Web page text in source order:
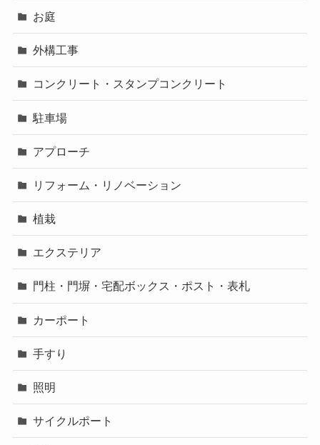
お庭
外構工事
コンクリート・スタンプコンクリート
駐車場
アプローチ
リフォーム・リノベーション
植栽
エクステリア
門柱・門塀・宅配ボックス・ポスト・表札
カーポート
手すり
照明
サイクルポート